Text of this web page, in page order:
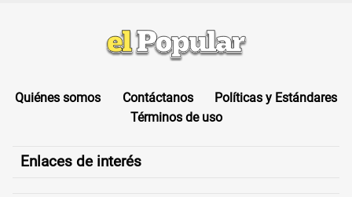
Quiénes somos Contáctanos
Políticas y Estándares
Términos de uso
Enlaces de interés